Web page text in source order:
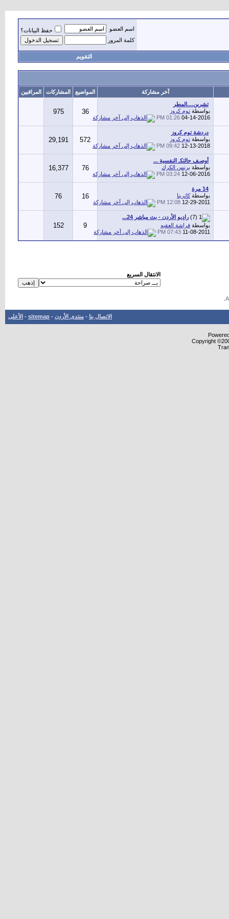
اسم العضو
حفظ البيانات؟
كلمة المرور
التقويم
آخر مشاركة المواضيع المشاركات
المراقبين
تشرين....المطر
بواسطة توم كروز
04-14-2016
01:26 PM
36
975
دردشة توم كروز
بواسطة توم كروز
12-13-2018
09:42 PM
572
29,191
أوصـف حالتكـ النفسية ...
بواسطة برنس الكرك
12-06-2016
03:24 PM
76
16,377
14 مرة
بواسطةكاترينا
12-29-2011
12:08 PM
16
76
راديو الأردن - بث مباشر 24...
بواسطة فراشة العقبه
11-08-2011
07:43 PM
9
152
الانتقال السريع
الاتصال بنا - منتدى الأردن -
sitemap
- الأعلى
Copyright